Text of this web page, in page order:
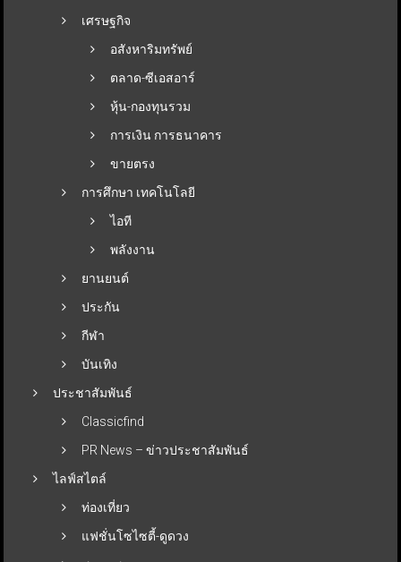
เศรษฐกิจ
อสังหาริมทรัพย์
ตลาด-ซีเอสอาร์
หุ้น-กองทุนรวม
การเงิน การธนาคาร
ขายตรง
การศึกษา เทคโนโลยี
ไอที
พลังงาน
ยานยนต์
ประกัน
กีฬา
บันเทิง
ประชาสัมพันธ์
Classicfind
PR News – ข่าวประชาสัมพันธ์
ไลฟ์สไตล์
ท่องเที่ยว
แฟชั่นโซไซตี้-ดูดวง